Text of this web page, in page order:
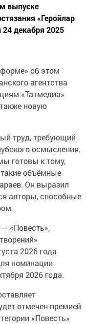
выпуске
«Геройлар
24 декабря 2025
об этом
агентства
«Татмедиа»
новую
труд, требующий
осмысления.
готовы к тому,
объёмные
Он выразил
авторы, способные
«Повесть»,
2026 года
номинации
2026 года.
отмечен премией
«Повесть»